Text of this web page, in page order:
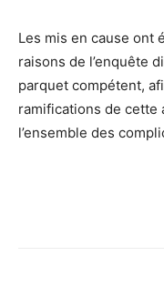
Les mis en cause ont
raisons de l’enquête
parquet compétent,
ramifications de cette
l’ensemble des